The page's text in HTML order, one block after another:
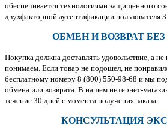
обеспечивается технологиями защищенного
двухфакторной аутентификации пользователя
ОБМЕН И ВОЗВРАТ
Покупка должна доставлять удовольствие, а
понимаем. Если товар не подошел, не
бесплатному номеру 8 (800) 550-98-68 и мы
обмена или возврата. В нашем интернет-
течение 30 дней с момента получения заказа.
КОНСУЛЬТАЦИЯ